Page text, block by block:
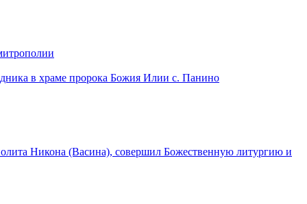
в храме пророка Божия Илии с. Панино
Никона (Васина), совершил Божественную литургию и